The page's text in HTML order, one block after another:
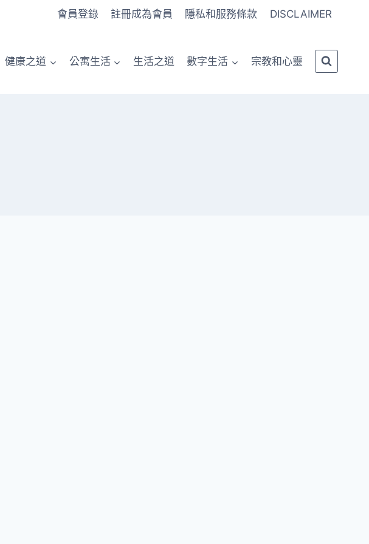
會員登錄 註冊成為會員 隱私和服務條款 DISCLAIMER
健康之道 公寓生活 生活之道 數字生活 宗教和心靈